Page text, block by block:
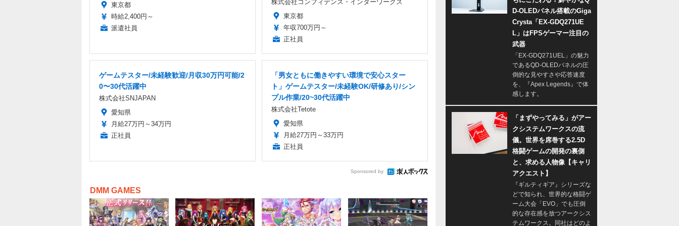
東京都
時給2,400円～
派遣社員
株式会社コンフィデンス・インターワークス
東京都
年収700万円～
正社員
ゲームテスター/未経験歓迎/月収30万円可能/2
0〜30代活躍中
株式会社SNJAPAN
愛知県
月給27万円～34万円
正社員
「男女ともに働きやすい環境で安心スター
ト」ゲームテスター/未経験OK/研修あり/シン
プル作業/20~30代活躍中
株式会社Tetote
愛知県
月給27万円～33万円
正社員
Sponsored by
DMM GAMES
D-OLEDパネル搭載のGiga
Crysta「EX-GDQ271UE
L」はFPSゲーマー注目の
武器
「EX-GDQ271UEL」の魅力
であるQD-OLEDパネルの圧
倒的な見やすさや応答速度
を、『Apex Legends』で体
感します。
「まずやってみる」がアー
クシステムワークスの流
儀。世界を席巻する2.5D
格闘ゲームの開発の裏側
と、求める人物像【キャリ
アクエスト】
『ギルティギア』シリーズな
どで知られ、世界的な格闘ゲ
ーム大会「EVO」でも圧倒
的な存在感を放つアークシス
テムワークス。同社はどのよ